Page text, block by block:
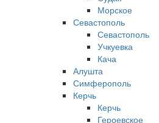
Морское
Севастополь
Севастополь
Учкуевка
Кача
Алушта
Симферополь
Керчь
Керчь
Героевское